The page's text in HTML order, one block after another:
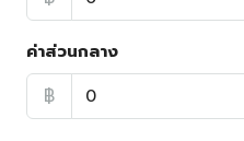
ค่าส่วนกลาง
฿